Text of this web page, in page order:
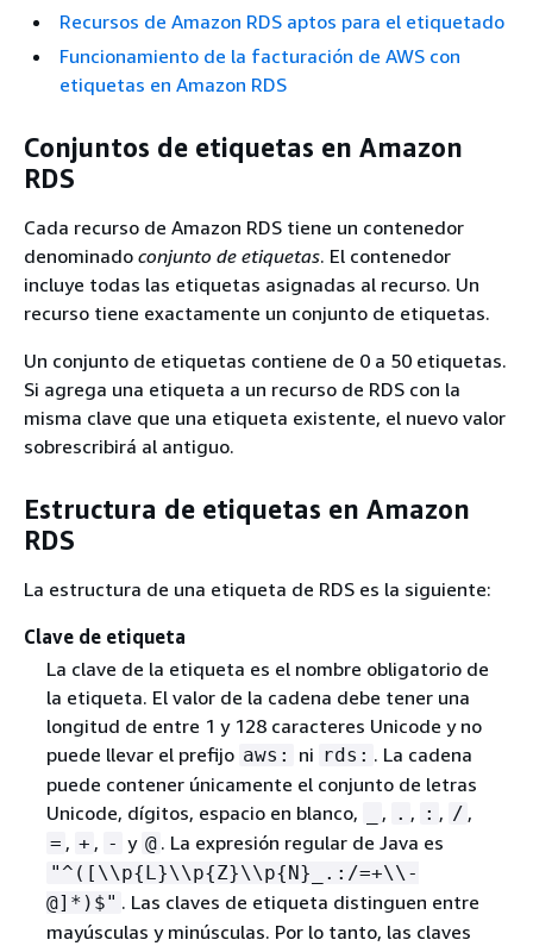
Recursos de Amazon RDS aptos para el etiquetado
Funcionamiento de la facturación de AWS con
etiquetas en Amazon RDS
Conjuntos de etiquetas en Amazon
RDS
Cada recurso de Amazon RDS tiene un contenedor
denominado conjunto de etiquetas. El contenedor
incluye todas las etiquetas asignadas al recurso. Un
recurso tiene exactamente un conjunto de etiquetas.
Un conjunto de etiquetas contiene de 0 a 50 etiquetas.
Si agrega una etiqueta a un recurso de RDS con la
misma clave que una etiqueta existente, el nuevo valor
sobrescribirá al antiguo.
Estructura de etiquetas en Amazon
RDS
La estructura de una etiqueta de RDS es la siguiente:
Clave de etiqueta
La clave de la etiqueta es el nombre obligatorio de
la etiqueta. El valor de la cadena debe tener una
longitud de entre 1 y 128 caracteres Unicode y no
puede llevar el prefijo aws: ni rds: . La cadena
puede contener únicamente el conjunto de letras
Unicode, dígitos, espacio en blanco,
, . , : , / ,
= , + , - y @ . La expresión regular de Java es
"^([\\p{L}\\p{Z}\\p{N}_.:/=+\\-
@]*)$" . Las claves de etiqueta distinguen entre
mayúsculas y minúsculas. Por lo tanto, las claves